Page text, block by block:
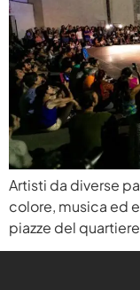
Artisti da diverse
colore, musica ed
piazze del